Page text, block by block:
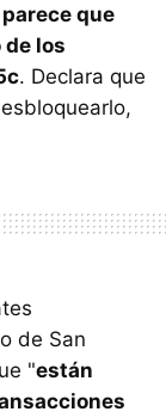
parece que
los
. Declara que
de San
"están